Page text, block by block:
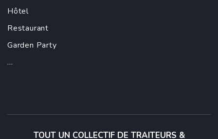
Hôtel
Restaurant
Garden Party
...
TOUT UN COLLECTIF DE TRAITEURS &